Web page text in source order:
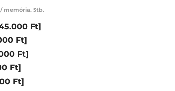
memória. Stb.
Ft]
Ft]
Ft]
Ft]
Ft]